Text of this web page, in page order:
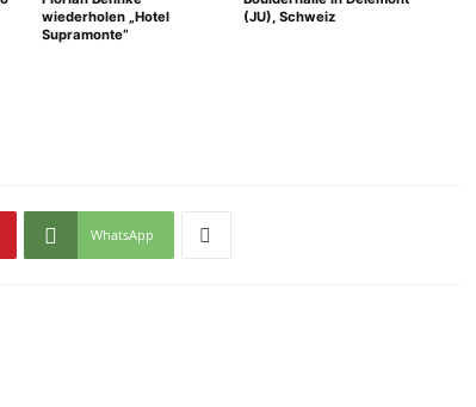
wiederholen „Hotel
Supramonte“
(JU), Schweiz
WhatsApp